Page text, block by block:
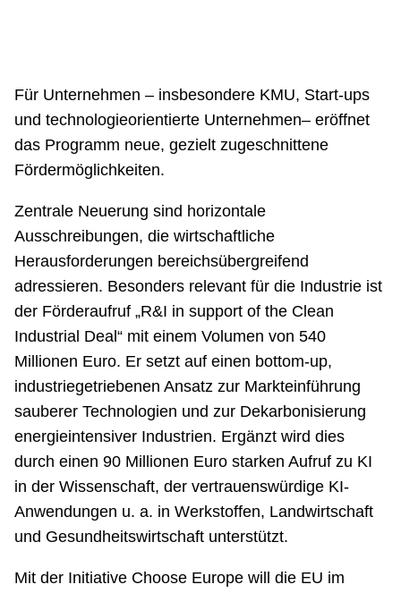
Für Unternehmen – insbesondere KMU, Start-ups
und technologieorientierte Unternehmen– eröffnet
das Programm neue, gezielt zugeschnittene
Fördermöglichkeiten.
Zentrale Neuerung sind horizontale
Ausschreibungen, die wirtschaftliche
Herausforderungen bereichsübergreifend
adressieren. Besonders relevant für die Industrie ist
der Förderaufruf „R&I in support of the Clean
Industrial Deal“ mit einem Volumen von 540
Millionen Euro. Er setzt auf einen bottom-up,
industriegetriebenen Ansatz zur Markteinführung
sauberer Technologien und zur Dekarbonisierung
energieintensiver Industrien. Ergänzt wird dies
durch einen 90 Millionen Euro starken Aufruf zu KI
in der Wissenschaft, der vertrauenswürdige KI-
Anwendungen u. a. in Werkstoffen, Landwirtschaft
und Gesundheitswirtschaft unterstützt.
Mit der Initiative Choose Europe will die EU im